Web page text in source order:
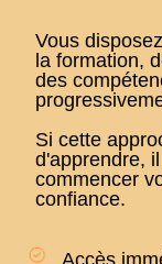
Vous
la formation,
des
Si cette
d'apprendre,
commencer
confiance.
Accès